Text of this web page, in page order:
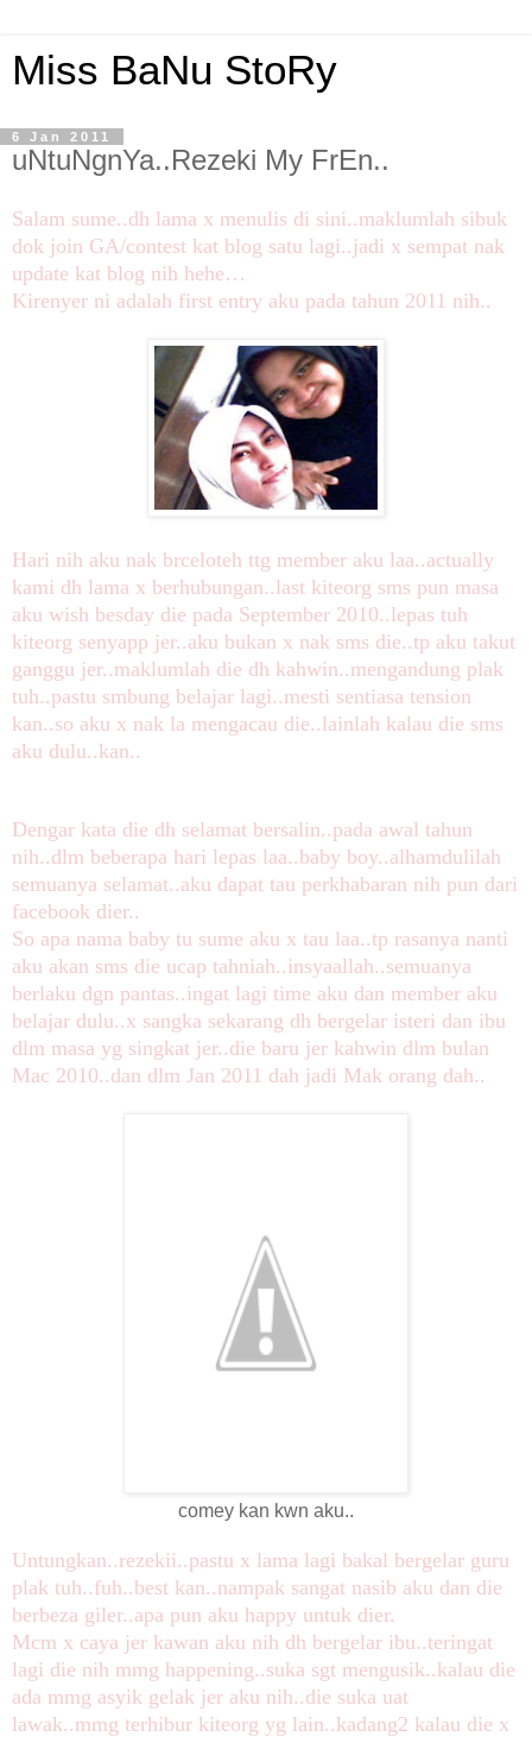
Miss BaNu StoRy
6 Jan 2011
uNtuNgnYa..Rezeki My FrEn..
Salam sume..dh lama x menulis di sini..maklumlah sibuk
dok join GA/contest kat blog satu lagi..jadi x sempat nak
update kat blog nih hehe…
Kirenyer ni adalah first entry aku pada tahun 2011 nih..
Hari nih aku nak brceloteh ttg member aku laa..actually
kami dh lama x berhubungan..last kiteorg sms pun masa
aku wish besday die pada September 2010..lepas tuh
kiteorg senyapp jer..aku bukan x nak sms die..tp aku takut
ganggu jer..maklumlah die dh kahwin..mengandung plak
tuh..pastu smbung belajar lagi..mesti sentiasa tension
kan..so aku x nak la mengacau die..lainlah kalau die sms
aku dulu..kan..
Dengar kata die dh selamat bersalin..pada awal tahun
nih..dlm beberapa hari lepas laa..baby boy..alhamdulilah
semuanya selamat..aku dapat tau perkhabaran nih pun dari
facebook dier..
So apa nama baby tu sume aku x tau laa..tp rasanya nanti
aku akan sms die ucap tahniah..insyaallah..semuanya
berlaku dgn pantas..ingat lagi time aku dan member aku
belajar dulu..x sangka sekarang dh bergelar isteri dan ibu
dlm masa yg singkat jer..die baru jer kahwin dlm bulan
Mac 2010..dan dlm Jan 2011 dah jadi Mak orang dah..
comey kan kwn aku..
Untungkan..rezekii..pastu x lama lagi bakal bergelar guru
plak tuh..fuh..best kan..nampak sangat nasib aku dan die
berbeza giler..apa pun aku happy untuk dier.
Mcm x caya jer kawan aku nih dh bergelar ibu..teringat
lagi die nih mmg happening..suka sgt mengusik..kalau die
ada mmg asyik gelak jer aku nih..die suka uat
lawak..mmg terhibur kiteorg yg lain..kadang2 kalau die x